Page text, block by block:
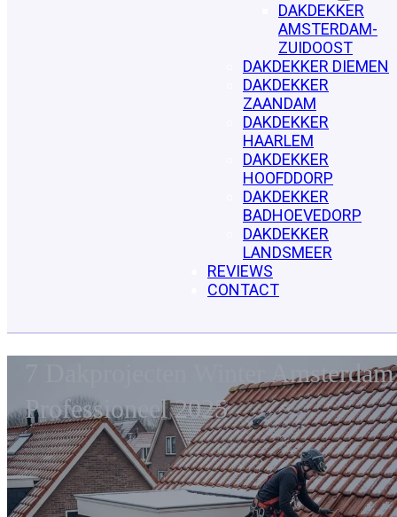
DAKDEKKER
AMSTERDAM-
ZUIDOOST
DAKDEKKER DIEMEN
DAKDEKKER
ZAANDAM
DAKDEKKER
HAARLEM
DAKDEKKER
HOOFDDORP
DAKDEKKER
BADHOEVEDORP
DAKDEKKER
LANDSMEER
REVIEWS
CONTACT
7 Dakprojecten Winter
Professioneel 2025